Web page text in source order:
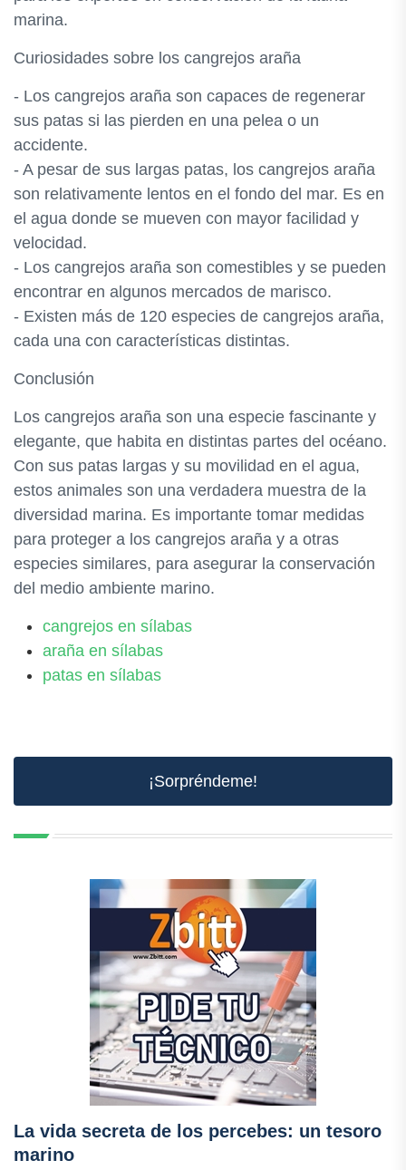
marina.
Curiosidades sobre los cangrejos araña
- Los cangrejos araña son capaces de regenerar
sus patas si las pierden en una pelea o un
accidente.
- A pesar de sus largas patas, los cangrejos araña
son relativamente lentos en el fondo del mar. Es en
el agua donde se mueven con mayor facilidad y
velocidad.
- Los cangrejos araña son comestibles y se pueden
encontrar en algunos mercados de marisco.
- Existen más de 120 especies de cangrejos araña,
cada una con características distintas.
Conclusión
Los cangrejos araña son una especie fascinante y
elegante, que habita en distintas partes del océano.
Con sus patas largas y su movilidad en el agua,
estos animales son una verdadera muestra de la
diversidad marina. Es importante tomar medidas
para proteger a los cangrejos araña y a otras
especies similares, para asegurar la conservación
del medio ambiente marino.
cangrejos en sílabas
araña en sílabas
patas en sílabas
¡Sorpréndeme!
La vida secreta de los percebes: un tesoro
marino